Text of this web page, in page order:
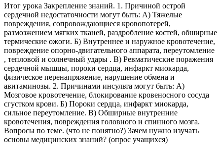
Итог урока Закрепление знаний. 1. Причиной острой
сердечной недостаточности могут быть: А) Тяжелые
повреждения, сопровождающиеся кровопотерей,
размозжением мягких тканей, раздробление костей, обширные
термические ожоги. Б) Внутреннее и наружное кровотечение,
повреждение опорно-двигательного аппарата, переутомление
, тепловой и солнечный удары . В) Ревматические поражения
сердечной мышцы, пороки сердца, инфаркт миокарда,
физическое перенапряжение, нарушение обмена и
авитаминозы. 2. Причинами инсульта могут быть: А)
Мозговое кровотечение, блокирование кровеносного сосуда
сгустком крови. Б) Пороки сердца, инфаркт миокарда,
сильное переутомление. В) Обширные внутренние
кровотечения, повреждения головного и спинного мозга.
Вопросы по теме. (что не понятно?) Зачем нужно изучать
основы медицинских знаний? (опрос учащихся)